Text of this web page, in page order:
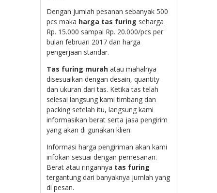
Dengan jumlah pesanan sebanyak 500
pcs maka harga tas furing seharga
Rp. 15.000 sampai Rp. 20.000/pcs per
bulan februari 2017 dan harga
pengerjaan standar.
Tas furing murah atau mahalnya
disesuaikan dengan desain, quantity
dan ukuran dari tas. Ketika tas telah
selesai langsung kami timbang dan
packing setelah itu, langsung kami
informasikan berat serta jasa pengirim
yang akan di gunakan klien.
Informasi harga pengiriman akan kami
infokan sesuai dengan pemesanan.
Berat atau ringannya tas furing
tergantung dari banyaknya jumlah yang
di pesan.